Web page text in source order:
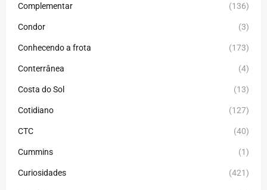
Complementar (136)
Condor (3)
Conhecendo a frota (173)
Conterrânea (4)
Costa do Sol (13)
Cotidiano (127)
CTC (40)
Cummins (1)
Curiosidades (421)